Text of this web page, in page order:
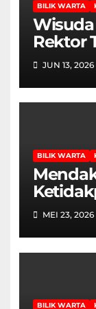
BILIK WARTA
Rektor
JUN 13, 2026
BILIK WARTA
Hak
MEI 23, 2026
BILIK WARTA